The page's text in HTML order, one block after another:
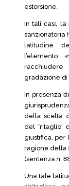
estorsione.
In tali casi, la
sanzionatoria
latitudine
l’elemento
gradazione di
In presenza
della scelta
del “ritaglio”
giustifica, per
ragione della
(sentenza n.
Una tale